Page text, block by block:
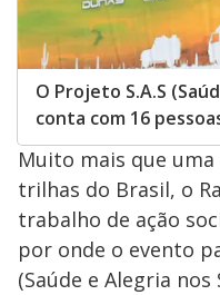
O Projeto S.A.S
conta com 16
Muito mais que
trilhas do Brasil, o
trabalho de ação
por onde o evento
(Saúde e Alegria